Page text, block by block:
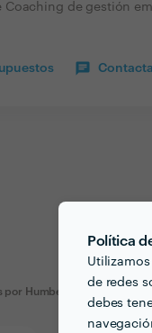
Política
de redes
debes
Coaching de gestión
por Humberto Varas